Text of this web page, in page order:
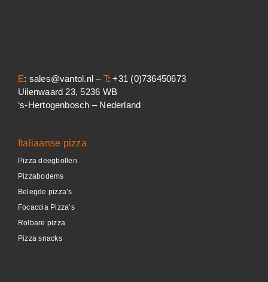
Italiaanse pizza
Pizza deegbollen
Pizzabodems
Belegde pizza’s
Focaccia Pizza’s
Rolbare pizza
Pizza snacks
E: sales@vantol.nl – T: +31 (0)736450673
Uilenwaard 23, 5236 WB
‘s-Hertogenbosch – Nederland